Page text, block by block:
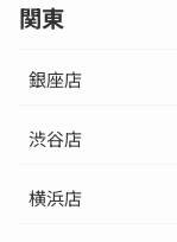
関東
銀座店
渋谷店
横浜店